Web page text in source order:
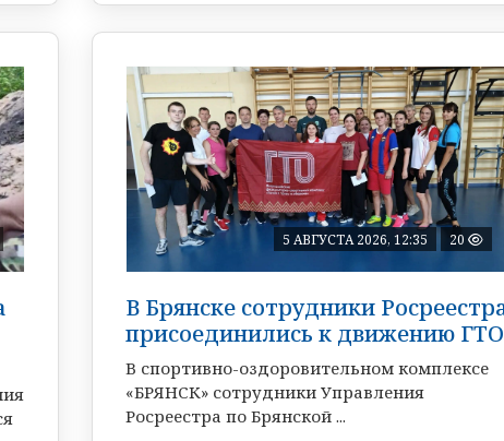
5 АВГУСТА 2026, 12:35 20
В Брянске сотрудники
присоединились к движению ГТО
В спортивно-оздоровительном комплексе
«БРЯНСК» сотрудники Управления
Росреестра по Брянской ...